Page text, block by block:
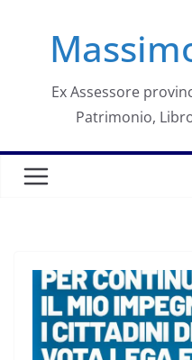
contenuto
Ex Assessore
Patrimonio,